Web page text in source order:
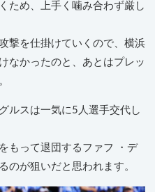
ため、上手く噛み合わず厳し
撃を仕掛けていくので、横浜
なかったのと、あとはプレッ
ルスは一気に5人選手交代し
もって退団するファフ ・デ
のが狙いだと思われます。